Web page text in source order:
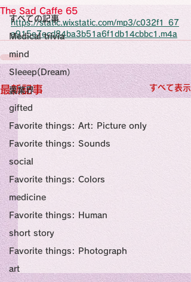
経内科専門医
尿病
Wide Blog
性診療
Religion
すべての記事
Medical trivia
mind
Sleeep(Dream）
裏業界
gifted
Favorite things: Art: Picture only
Favorite things: Sounds
social
Favorite things: Colors
medicine
Favorite things: Human
short story
Favorite things: Photograph
art
The Sad Caffe 65
https://static.wixstatic.com/mp3/c032f1_67
a915e7ecd84ba3b51a6f1db14cbbc1.m4a
最新記事 すべて表示